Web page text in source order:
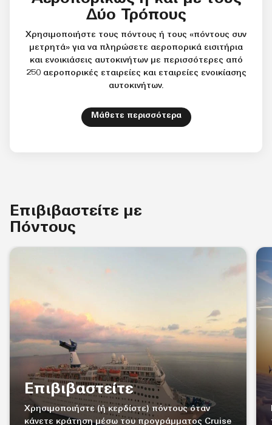
Δύο Τρόπους
Χρησιμοποιήστε τους πόντους ή τους «πόντους συν
μετρητά» για να πληρώσετε αεροπορικά εισιτήρια
και ενοικιάσεις αυτοκινήτων με περισσότερες από
250 αεροπορικές εταιρείες και εταιρείες ενοικίασης
αυτοκινήτων.
Μάθετε περισσότεραOpen in New Tab
Επιβιβαστείτε με
Πόντους
παράλειψη Επιβιβαστείτε με Πόντους καρουζέλ με 2
Επιβιβαστείτε
Χρησιμοποιήστε (ή κερδίστε) πόντους όταν
κάνετε κράτηση μέσω του προγράμματος Cruise